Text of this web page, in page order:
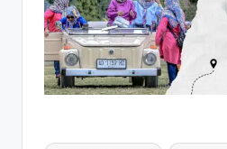
Tags: